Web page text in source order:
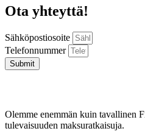
Ota yhteyttä!
Sähköpostiosoite
Telefonnummer
Submit
Olemme enemmän kuin tavallinen
tulevaisuuden maksuratkaisuja.